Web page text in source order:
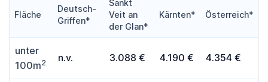
Fläche
Deutsch-
Griffen*
Sankt
Veit an
der Glan*
Kärnten* Österreich*
unter
100m2 n.v. 3.088 € 4.190 € 4.354 €